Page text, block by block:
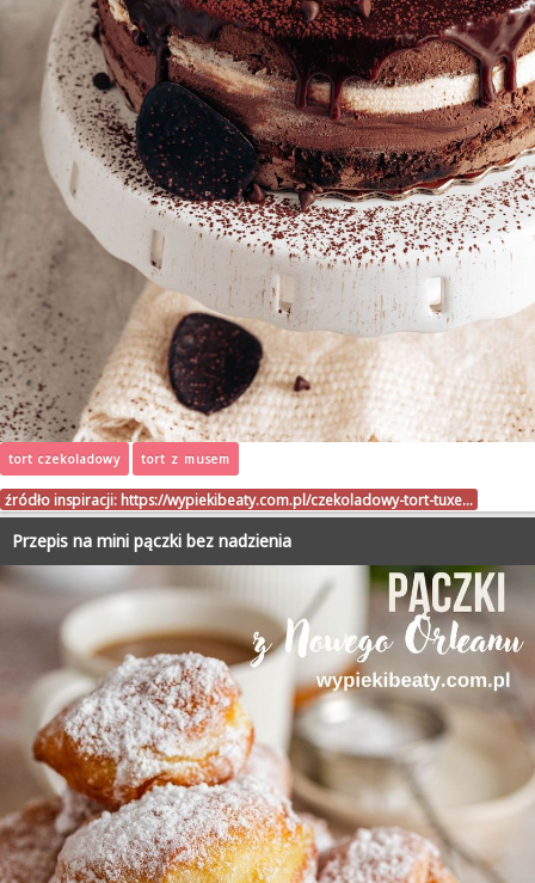
tort czekoladowy tort z musem
źródło inspiracji: https://wypiekibeaty.com.pl/czekoladowy-tort-tuxe…
Przepis na mini pączki bez nadzienia